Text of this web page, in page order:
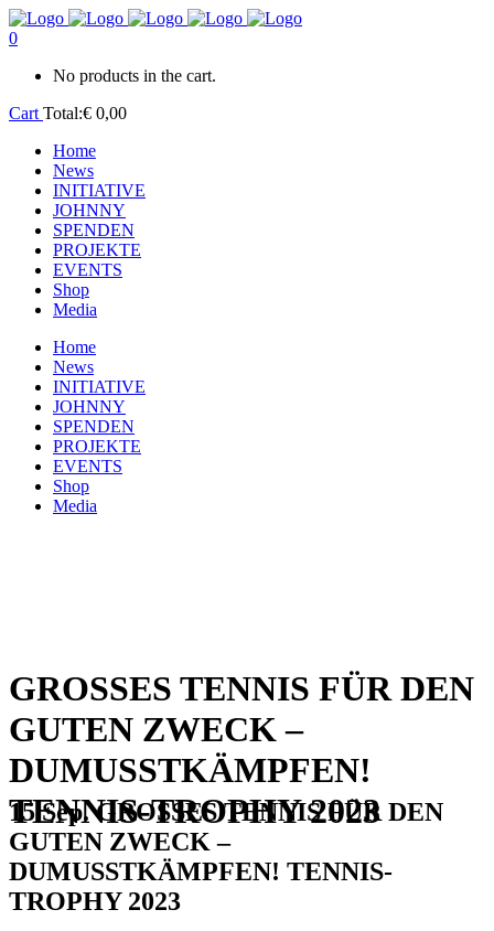
0
No products in the cart.
Cart Total:€ 0,00
Home
News
INITIATIVE
JOHNNY
SPENDEN
PROJEKTE
EVENTS
Shop
Media
Home
News
INITIATIVE
JOHNNY
SPENDEN
PROJEKTE
EVENTS
Shop
Media
GROSSES TENNIS FÜR DEN
GUTEN ZWECK –
DUMUSSTKÄMPFEN!
TENNIS-TROPHY 2023
15 Sep.GROSSES TENNIS FÜR DEN
GUTEN ZWECK –
DUMUSSTKÄMPFEN! TENNIS-
TROPHY 2023